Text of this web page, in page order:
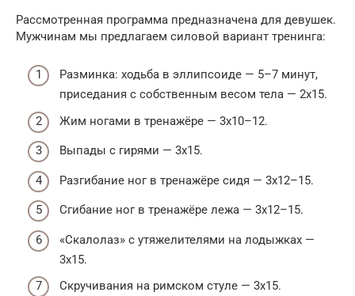
Рассмотренная программа предназначена для девушек.
Мужчинам мы предлагаем силовой вариант тренинга:
Разминка: ходьба в эллипсоиде — 5–7 минут,
приседания с собственным весом тела — 2х15.
Жим ногами в тренажёре — 3х10–12.
Выпады с гирями — 3х15.
Разгибание ног в тренажёре сидя — 3х12–15.
Сгибание ног в тренажёре лежа — 3х12–15.
«Скалолаз» с утяжелителями на лодыжках —
3х15.
Скручивания на римском стуле — 3х15.